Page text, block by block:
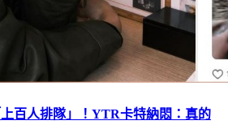
百人排隊」！YTR卡特納悶：真的